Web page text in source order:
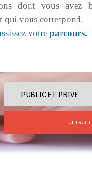
dont vous avez
qui vous correspond.
votre parcours.